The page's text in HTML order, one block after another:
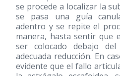
se procede a localizar la
se pasa una guía
adentro y se repite el
manera, hasta sentir que
ser colocado debajo
adecuada reducción. En
evidente que el fallo